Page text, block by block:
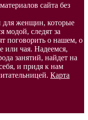
сайта без
для женщин, которые
модой, следят за
поговорить о нашем, о
или чая. Надеемся,
занятий, найдет на
и придя к нам
Карта